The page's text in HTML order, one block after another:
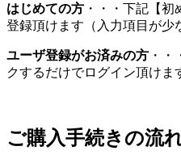
はじめての方 ・・・下記【
登録頂けます（入力項目が少
ユーザ登録がお済みの方 ・
クするだけでログイン頂けま
ご購入手続きの流